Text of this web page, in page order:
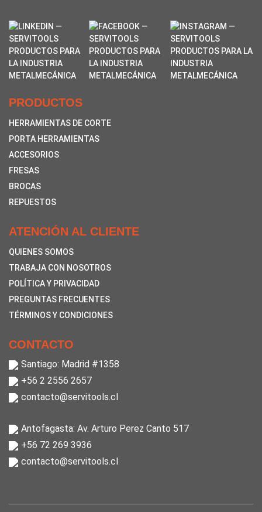
PRODUCTOS
HERRAMIENTAS DE CORTE
PORTA HERRAMIENTAS
ACCESORIOS
FRESAS
BROCAS
REPUESTOS
ATENCIÓN AL CLIENTE
QUIENES SOMOS
TRABAJA CON NOSOTROS
POLÍTICA Y PRIVACIDAD
PREGUNTAS FRECUENTES
TÉRMINOS Y CONDICIONES
CONTACTO
Santiago: Madrid #1358
+56 2 2556 2657
contacto@servitools.cl
Antofagasta: Av. Arturo Perez Canto 517
+56 72 269 3936
contacto@servitools.cl